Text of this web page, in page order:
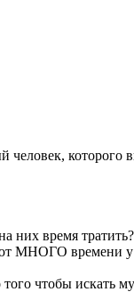
которого вы
них время тратить?
МНОГО времени
чтобы искать